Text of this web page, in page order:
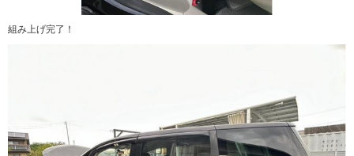
組み上げ完了！